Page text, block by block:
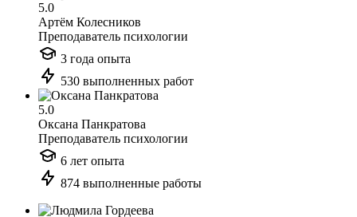
5.0
Артём Колесников
Преподаватель психологии
3 года опыта
530 выполненных работ
5.0
Оксана Панкратова
Преподаватель психологии
6 лет опыта
874 выполненные работы